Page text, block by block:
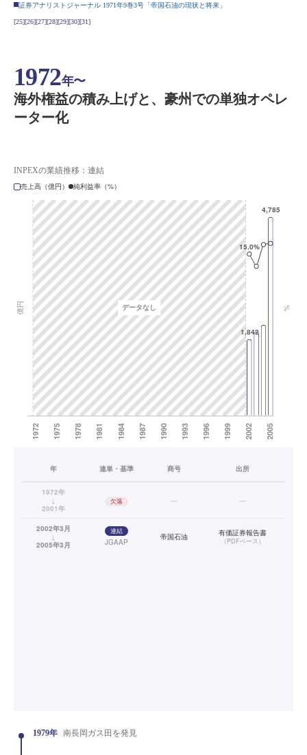
証券アナリストジャーナル 1971年9巻3号「帝国石油の現状と将来」
[25][26][27][28][29][30][31]
1972年〜
海外権益の積み上げと、豪州での単独オペレ
ーター化
INPEXの業績推移：連結
売上高（億円）
純利益率（%）
年 連単・基準 商号 出所
1972年
↓
2001年
欠落 — —
2002年3月
↓
2005年3月
連結
JGAAP
帝国石油 有価証券報告書
（PDFベース）
1979年 南長岡ガス田を発見